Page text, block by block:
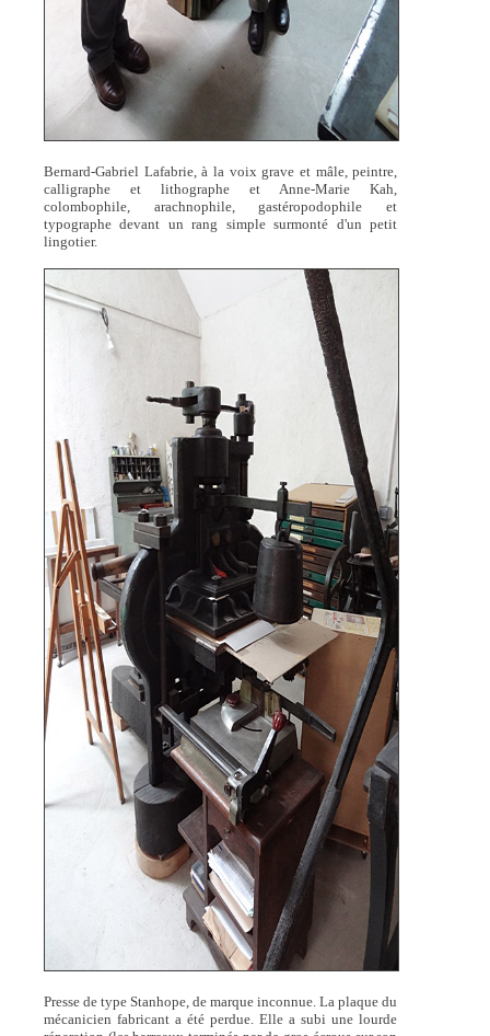
Bernard-Gabriel Lafabrie, à la voix grave et mâle, peintre,
calligraphe et lithographe et Anne-Marie Kah,
colombophile, arachnophile, gastéropodophile et
typographe devant un rang simple surmonté d'un petit
lingotier.
Presse de type Stanhope, de marque inconnue. La plaque du
mécanicien fabricant a été perdue. Elle a subi une lourde